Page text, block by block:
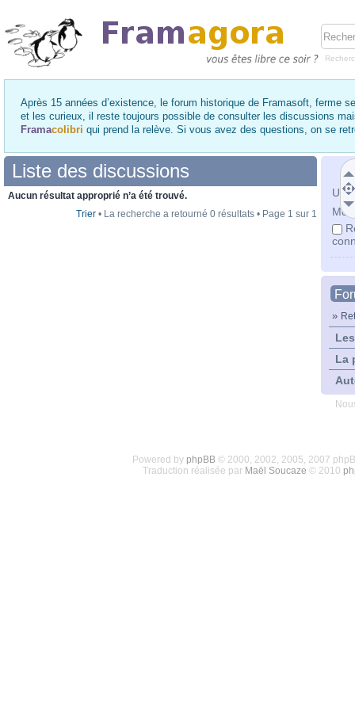
Après 15 années d’existence, le forum historique de Framasoft, ferme
et les curieux, il reste toujours possible de consulter les discussions
Framacolibri qui prend la relève. Si vous avez des questions, on se
Mot
»
La
Liste des discussions
Aucun résultat approprié n’a été trouvé.
Trier • La recherche a retourné 0 résultats • Page 1 sur 1
Powered by phpBB© 2000, 2002, 2005, 2007
Traduction réalisée par Maël Soucaze © 2010